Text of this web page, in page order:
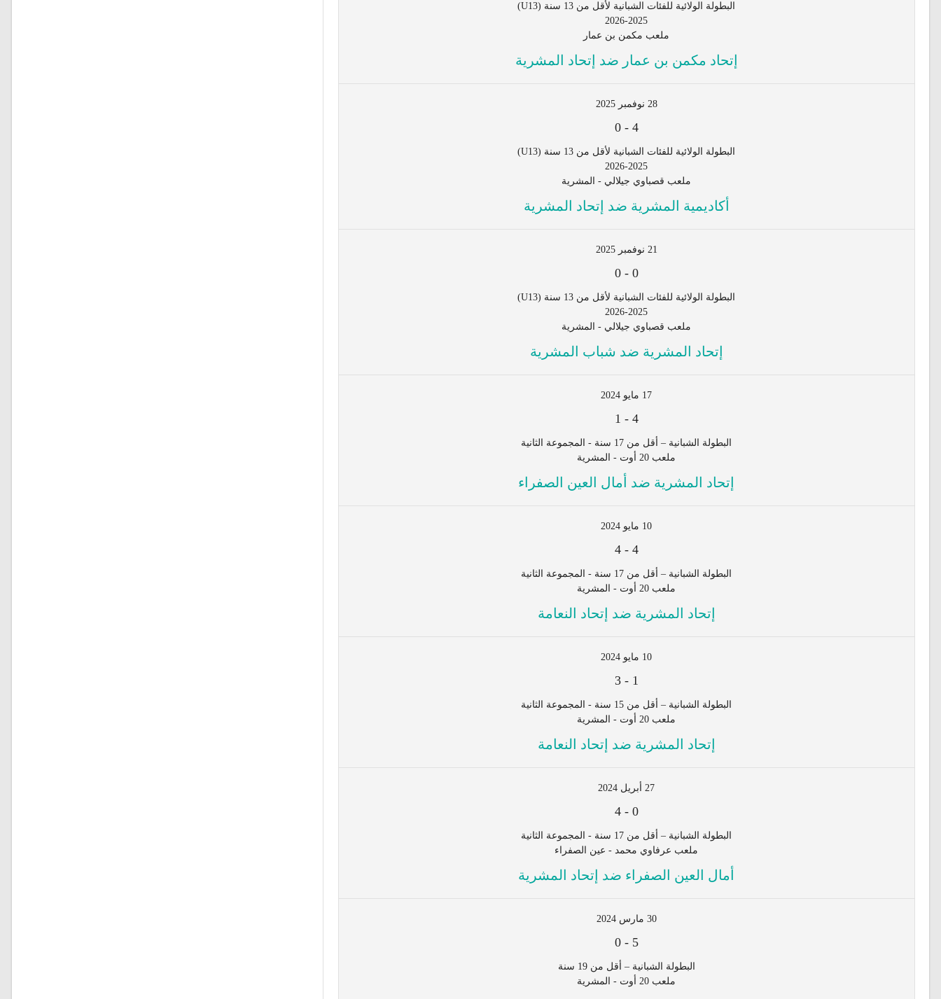
البطولة الولائية للفئات الشبانية لأقل من 13 سنة (U13)
2026-2025
ملعب مكمن بن عمار
إتحاد مكمن بن عمار ضد إتحاد المشرية
28 نوفمبر 2025
4
-
0
البطولة الولائية للفئات الشبانية لأقل من 13 سنة (U13)
2026-2025
ملعب قصباوي جيلالي - المشرية
أكاديمية المشرية ضد إتحاد المشرية
21 نوفمبر 2025
0
-
0
البطولة الولائية للفئات الشبانية لأقل من 13 سنة (U13)
2026-2025
ملعب قصباوي جيلالي - المشرية
إتحاد المشرية ضد شباب المشرية
17 مايو 2024
4
-
1
البطولة الشبانية – أقل من 17 سنة - المجموعة الثانية
ملعب 20 أوت - المشرية
إتحاد المشرية ضد أمال العين الصفراء
10 مايو 2024
4
-
4
البطولة الشبانية – أقل من 17 سنة - المجموعة الثانية
ملعب 20 أوت - المشرية
إتحاد المشرية ضد إتحاد النعامة
10 مايو 2024
1
-
3
البطولة الشبانية – أقل من 15 سنة - المجموعة الثانية
ملعب 20 أوت - المشرية
إتحاد المشرية ضد إتحاد النعامة
27 أبريل 2024
0
-
4
البطولة الشبانية – أقل من 17 سنة - المجموعة الثانية
ملعب عرفاوي محمد - عين الصفراء
أمال العين الصفراء ضد إتحاد المشرية
30 مارس 2024
5
-
0
البطولة الشبانية – أقل من 19 سنة
ملعب 20 أوت - المشرية